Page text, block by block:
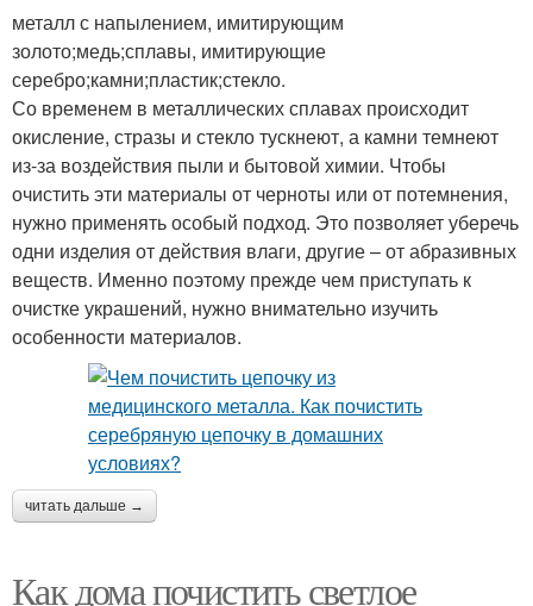
металл с напылением, имитирующим
золото;медь;сплавы, имитирующие
серебро;камни;пластик;стекло.
Со временем в металлических сплавах происходит
окисление, стразы и стекло тускнеют, а камни темнеют
из-за воздействия пыли и бытовой химии. Чтобы
очистить эти материалы от черноты или от потемнения,
нужно применять особый подход. Это позволяет уберечь
одни изделия от действия влаги, другие – от абразивных
веществ. Именно поэтому прежде чем приступать к
очистке украшений, нужно внимательно изучить
особенности материалов.
читать дальше →
Как дома почистить светлое